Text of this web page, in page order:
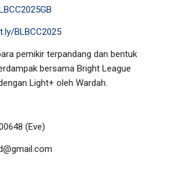
BLBCC2025
pemikir terpandang dan bentuk
bersama Bright League
Light+ oleh Wardah.
(Eve)